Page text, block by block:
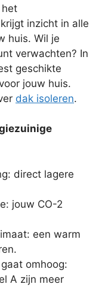
het
inzicht in alle
huis. Wil je
verwachten? In
geschikte
jouw huis.
dak isoleren.
direct lagere
jouw CO-2
een warm
omhoog:
A zijn meer